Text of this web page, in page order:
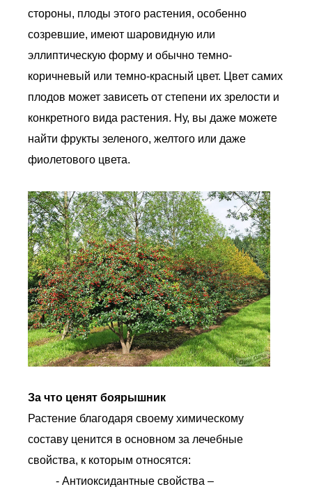
стороны, плоды этого растения, особенно
созревшие, имеют шаровидную или
эллиптическую форму и обычно темно-
коричневый или темно-красный цвет. Цвет самих
плодов может зависеть от степени их зрелости и
конкретного вида растения. Ну, вы даже можете
найти фрукты зеленого, желтого или даже
фиолетового цвета.
За что ценят боярышник
Растение благодаря своему химическому
составу ценится в основном за лечебные
свойства, к которым относятся:
- Антиоксидантные свойства –